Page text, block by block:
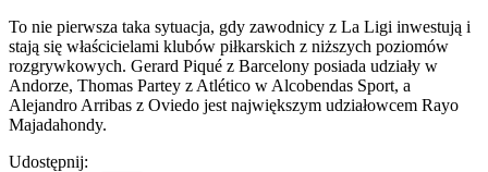
To nie pierwsza taka sytuacja, gdy zawodnicy z La Ligi inwestują i
stają się właścicielami klubów piłkarskich z niższych poziomów
rozgrywkowych. Gerard Piqué z Barcelony posiada udziały w
Andorze, Thomas Partey z Atlético w Alcobendas Sport, a
Alejandro Arribas z Oviedo jest największym udziałowcem Rayo
Majadahondy.
Udostępnij: